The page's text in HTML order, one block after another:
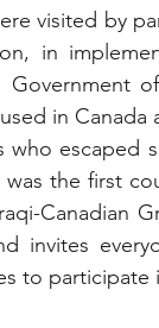
visited by
in
in
who escaped
the first
Canadian
invites
to